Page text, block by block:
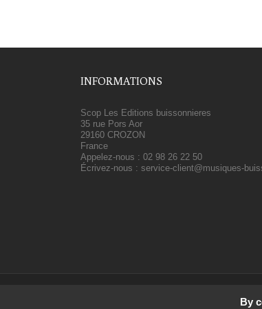
INFORMATIONS
Scop Les Editions buissonnieres
35 rue Pors Aor
29160 CROZON
France
Appelez-nous : 02 98 26 22 50
Écrivez-nous : service-client@musiques-
Scop Les
By